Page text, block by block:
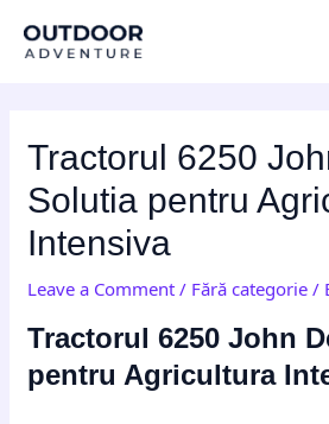
Tractorul 6250
Solutia pentru
Intensiva
Leave a Comment / Fără categorie /
Tractorul 6250 John
pentru Agricultura
navigation